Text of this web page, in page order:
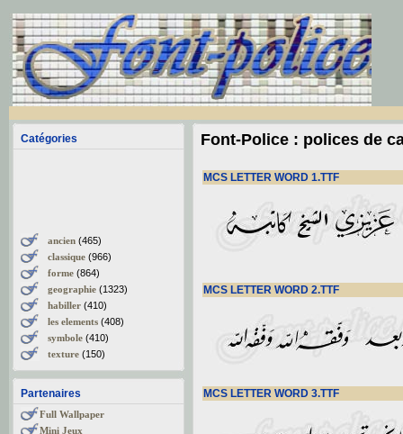
Catégories
ancien (465)
classique (966)
forme (864)
geographie (1323)
habiller (410)
les elements (408)
symbole (410)
texture (150)
Partenaires
Full Wallpaper
Mini Jeux
Font-Police : polices de
MCS LETTER WORD 1.TTF
MCS LETTER WORD 2.TTF
MCS LETTER WORD 3.TTF